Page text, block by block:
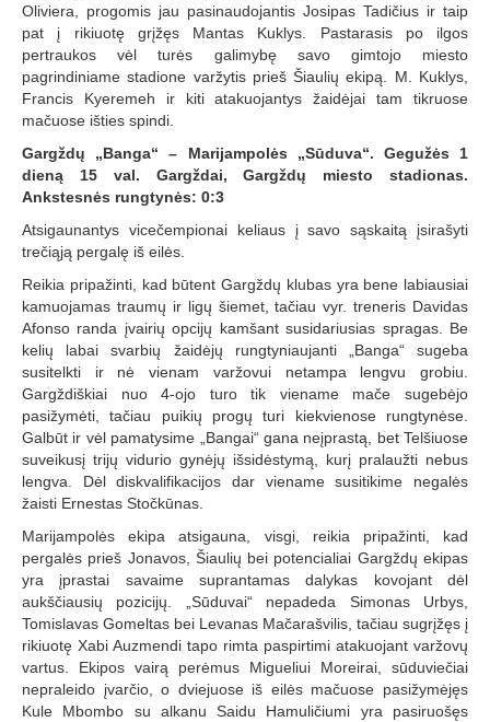
Oliviera, progomis jau pasinaudojantis Josipas Tadičius ir taip
pat į rikiuotę grįžęs Mantas Kuklys. Pastarasis po ilgos
pertraukos vėl turės galimybę savo gimtojo miesto
pagrindiniame stadione varžytis prieš Šiaulių ekipą. M. Kuklys,
Francis Kyeremeh ir kiti atakuojantys žaidėjai tam tikruose
mačuose išties spindi.
Gargždų „Banga“ – Marijampolės „Sūduva“. Gegužės 1
dieną 15 val. Gargždai, Gargždų miesto stadionas.
Ankstesnės rungtynės: 0:3
Atsigaunantys vicečempionai keliaus į savo sąskaitą įsirašyti
trečiąją pergalę iš eilės.
Reikia pripažinti, kad būtent Gargždų klubas yra bene labiausiai
kamuojamas traumų ir ligų šiemet, tačiau vyr. treneris Davidas
Afonso randa įvairių opcijų kamšant susidariusias spragas. Be
kelių labai svarbių žaidėjų rungtyniaujanti „Banga“ sugeba
susitelkti ir nė vienam varžovui netampa lengvu grobiu.
Gargždiškiai nuo 4-ojo turo tik viename mače sugebėjo
pasižymėti, tačiau puikių progų turi kiekvienose rungtynėse.
Galbūt ir vėl pamatysime „Bangai“ gana neįprastą, bet Telšiuose
suveikusį trijų vidurio gynėjų išsidėstymą, kurį pralaužti nebus
lengva. Dėl diskvalifikacijos dar viename susitikime negalės
žaisti Ernestas Stočkūnas.
Marijampolės ekipa atsigauna, visgi, reikia pripažinti, kad
pergalės prieš Jonavos, Šiaulių bei potencialiai Gargždų ekipas
yra įprastai savaime suprantamas dalykas kovojant dėl
aukščiausių pozicijų. „Sūduvai“ nepadeda Simonas Urbys,
Tomislavas Gomeltas bei Levanas Mačarašvilis, tačiau sugrįžęs į
rikiuotę Xabi Auzmendi tapo rimta paspirtimi atakuojant varžovų
vartus. Ekipos vairą perėmus Migueliui Moreirai, sūduviečiai
nepraleido įvarčio, o dviejuose iš eilės mačuose pasižymėjęs
Kule Mbombo su alkanu Saidu Hamuličiumi yra pasiruošęs